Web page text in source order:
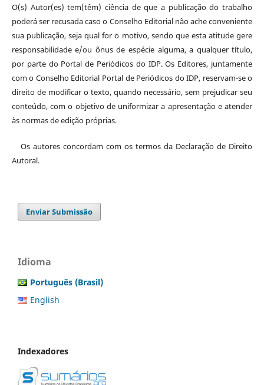
O(s) Autor(es) tem(têm) ciência de que a publicação do trabalho
poderá ser recusada caso o Conselho Editorial não ache conveniente
sua publicação, seja qual for o motivo, sendo que esta atitude gere
responsabilidade e/ou ônus de espécie alguma, a qualquer título,
por parte do Portal de Periódicos do IDP. Os Editores, juntamente
com o Conselho Editorial Portal de Periódicos do IDP, reservam-se o
direito de modificar o texto, quando necessário, sem prejudicar seu
conteúdo, com o objetivo de uniformizar a apresentação e atender
às normas de edição próprias.
Os autores concordam com os termos da Declaração de Direito
Autoral.
Enviar Submissão
Idioma
Português (Brasil)
English
Indexadores